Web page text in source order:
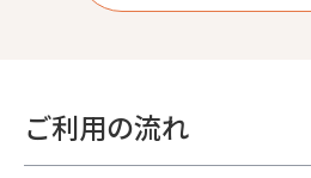
ご利用の流れ